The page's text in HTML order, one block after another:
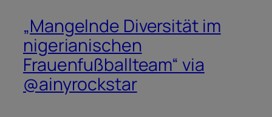
„Mangelnde Diversität im
nigerianischen
Frauenfußballteam“ via
@ainyrockstar